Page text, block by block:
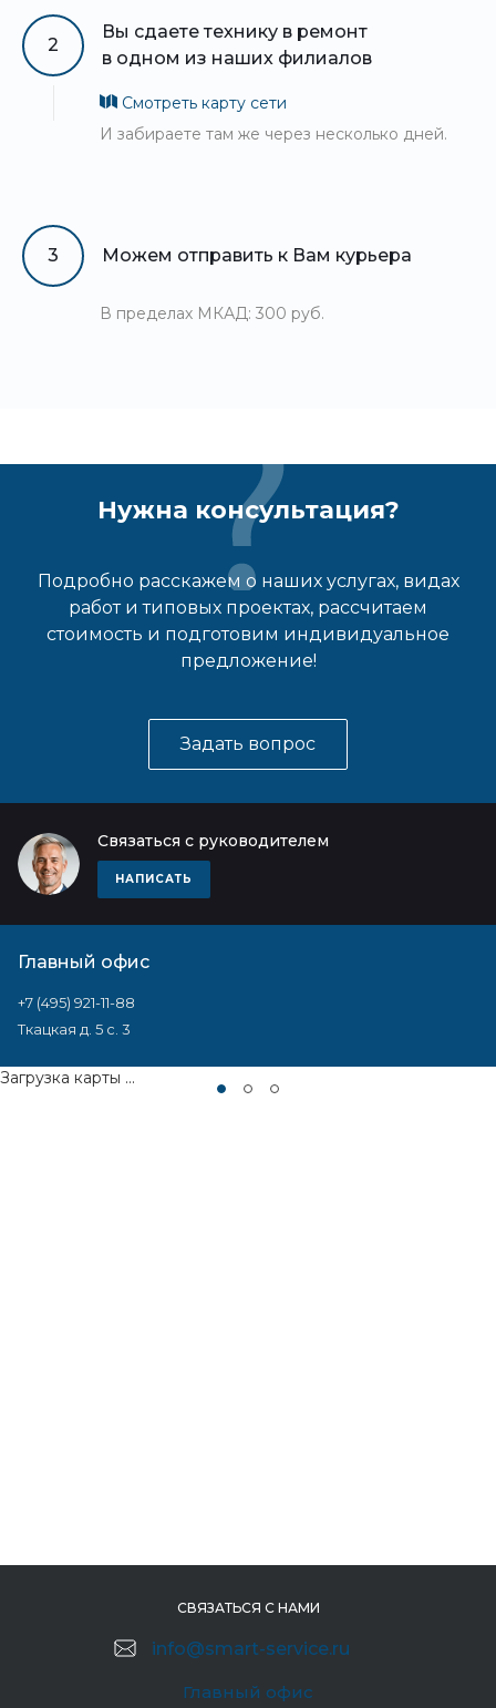
2
Вы сдаете технику в ремонт
в одном из наших филиалов
Смотреть карту сети
И забираете там же через несколько дней.
3 Можем отправить к Вам курьера
В пределах МКАД: 300 руб.
Нужна консультация?
Подробно расскажем о наших услугах, видах
работ и типовых проектах, рассчитаем
стоимость и подготовим индивидуальное
предложение!
Задать вопрос
Связаться с руководителем
НАПИСАТЬ
Главный офис
+7 (495) 921-11-88
Ткацкая д. 5 с. 3
Загрузка карты ...
СВЯЗАТЬСЯ С НАМИ
info@smart-service.ru
Главный офис